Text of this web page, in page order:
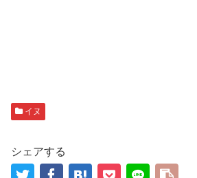
イヌ
シェアする